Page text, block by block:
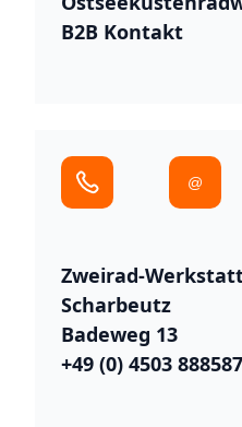
B2B Kontakt
@
Zweirad-
Scharbeutz
Badeweg 13
+49 (0) 4503